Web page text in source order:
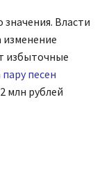
Власти
изменение
избыточные
песен
млн рублей